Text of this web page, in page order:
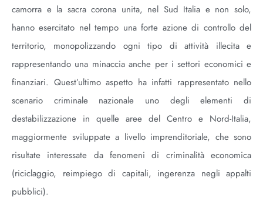
camorra e la sacra corona unita, nel Sud Italia e non solo,
hanno esercitato nel tempo una forte azione di controllo del
territorio, monopolizzando ogni tipo di attività illecita e
rappresentando una minaccia anche per i settori economici e
finanziari. Quest’ultimo aspetto ha infatti rappresentato nello
scenario criminale nazionale uno degli elementi di
destabilizzazione in quelle aree del Centro e Nord-Italia,
maggiormente sviluppate a livello imprenditoriale, che sono
risultate interessate da fenomeni di criminalità economica
(riciclaggio, reimpiego di capitali, ingerenza negli appalti
pubblici).